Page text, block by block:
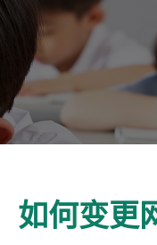
如何变更